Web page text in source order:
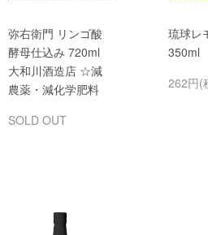
弥右衛門 リンゴ酸
酵母仕込み 720ml
大和川酒造店 ☆減
農薬・減化学肥料
SOLD OUT
琉球
350ml
262円(